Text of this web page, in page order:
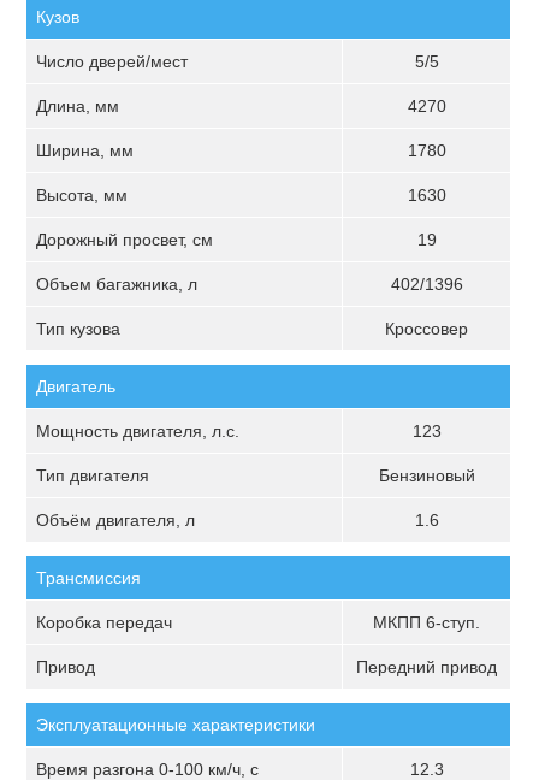
Кузов
Число дверей/мест 5/5
Длина, мм 4270
Ширина, мм 1780
Высота, мм 1630
Дорожный просвет, см 19
Объем багажника, л 402/1396
Тип кузова Кроссовер
Двигатель
Мощность двигателя, л.с. 123
Тип двигателя Бензиновый
Объём двигателя, л 1.6
Трансмиссия
Коробка передач МКПП 6-ступ.
Привод Передний привод
Эксплуатационные характеристики
Время разгона 0-100 км/ч, с 12.3